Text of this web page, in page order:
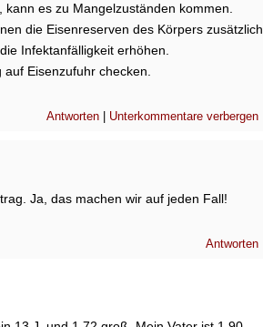
es zu Mangelzuständen kommen.
die Eisenreserven des Körpers zusätzlich
Infektanfälligkeit erhöhen.
Eisenzufuhr checken.
Antworten Unterkommentare verbergen
Ja, das machen wir auf jeden Fall!
Antworten